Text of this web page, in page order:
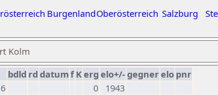
BurgenlandOberösterreich Salzburg
Kolm
bdld rd datumf Kerg elo+/-gegnerelo pnr
0
1943